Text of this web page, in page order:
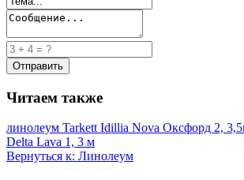
Читаем также
линолеум Tarkett Idillia Nova Оксфорд 2,
Delta Lava 1, 3 м
Вернуться к: Линолеум